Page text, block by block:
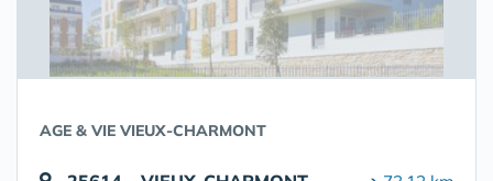
AGE & VIE VIEUX-CHARMONT